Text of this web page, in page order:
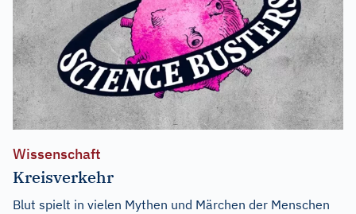
Wissenschaft
Kreisverkehr
Blut spielt in vielen Mythen und Märchen der Menschen